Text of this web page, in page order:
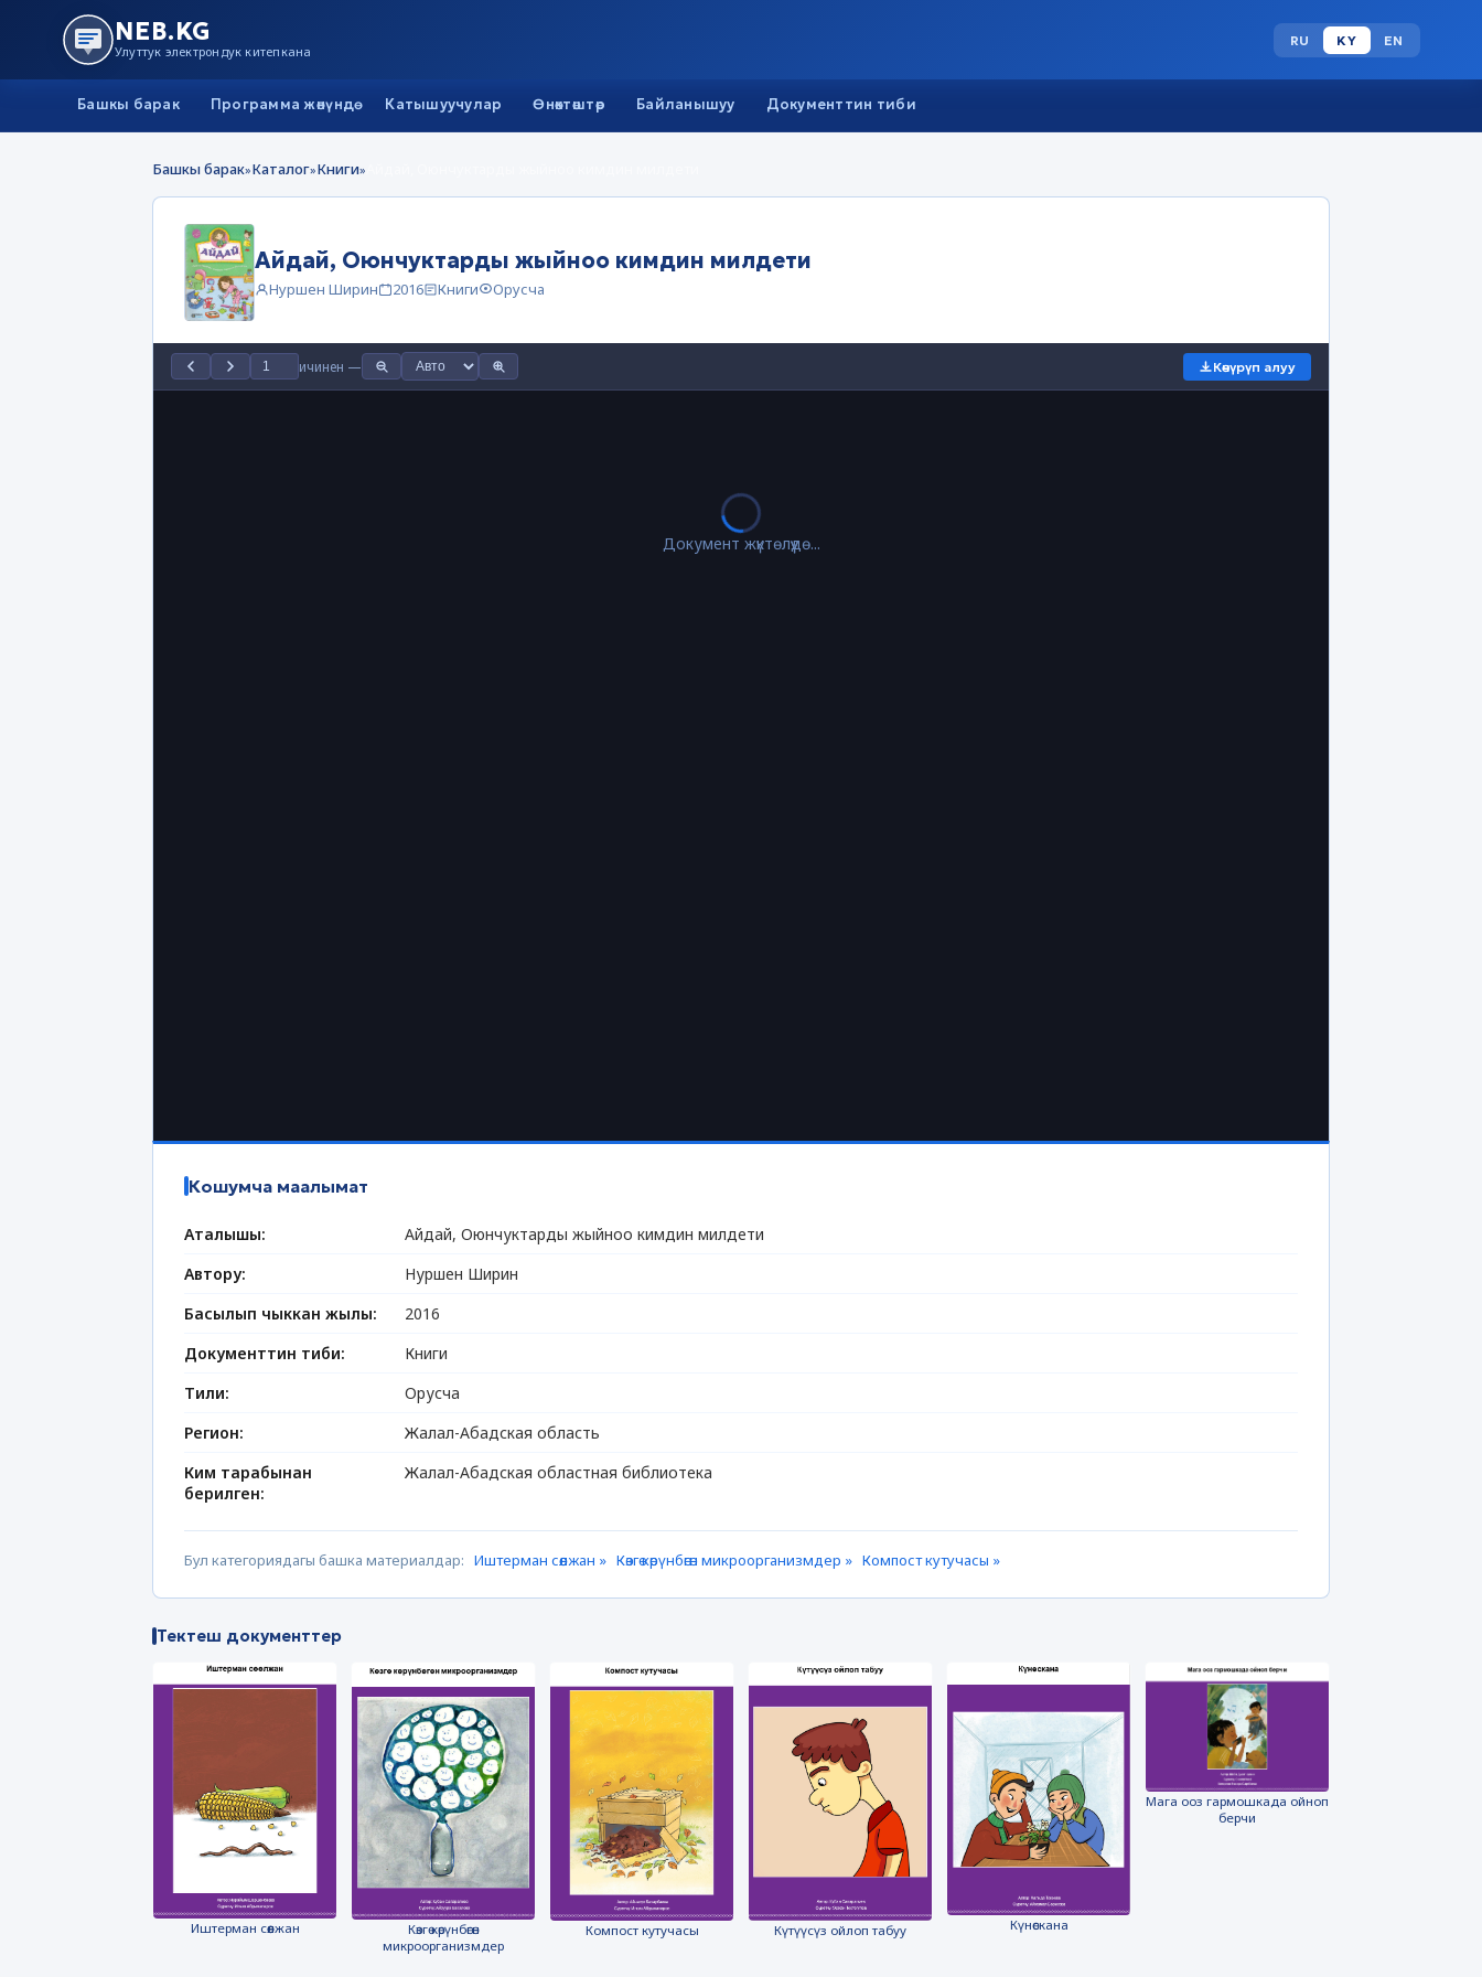
NEB.KG
Улуттук электрондук китепкана
RU KY EN
Башкы барак Программа жөнүндө Катышуучулар Өнөктөштөр Байланышуу Документтин тиби
Башкы барак»Каталог»Книги»
Айдай, Оюнчуктарды жыйноо кимдин милдети
Нуршен Ширин 2016 Книги Орусча
ичинен — Көчүрүп алуу
Документ жүктөлүүдө...
Кошумча маалымат
Аталышы:
Айдай, Оюнчуктарды жыйноо кимдин милдети
Автору:
Нуршен Ширин
Басылып чыккан жылы:
2016
Документтин тиби:
Книги
Тили:
Орусча
Регион:
Жалал-Абадская область
Ким тарабынан
берилген:
Жалал-Абадская областная библиотека
Бул категориядагы башка материалдар: Иштерман сөөлжан » Көзгө көрүнбөгөн микроорганизмдер » Компост кутучасы »
Тектеш документтер
Иштерман сөөлжан
Көзгө көрүнбөгөн
микроорганизмдер
Компост кутучасы Күтүүсүз ойлоп табуу Күнөскана
Мага ооз гармошкада ойноп
берчи